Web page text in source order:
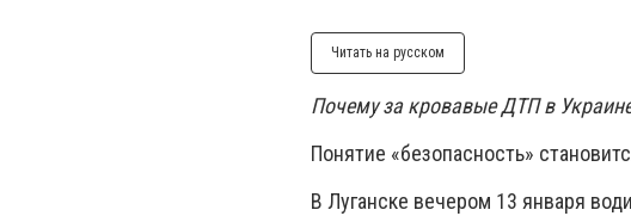
Читать на русском
Почему за кровавые ДТП в
Понятие «безопасность»
В Луганске вечером 13 января